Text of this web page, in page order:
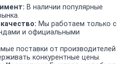
В наличии популярные
Мы работаем только с
и официальными
поставки от производителей
конкурентные цены.